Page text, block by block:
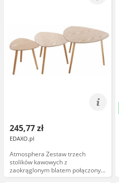
245,77 zł
EDAXO.pl
Atmosphera Zestaw trzech
stolików kawowych z
zaokrąglonym blatem połączonym
z drewnianymi nogami